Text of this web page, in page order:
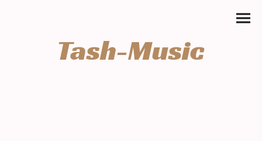
Tash-Music